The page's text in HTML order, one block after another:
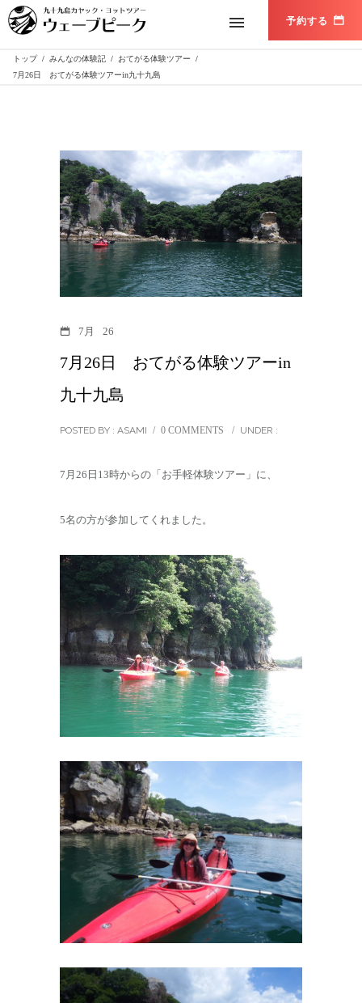
トップ / みんなの体験記 / おてがる体験ツアー
/
7月26日 おてがる体験ツアーin九十九島
7月 26
7月26日 おてがる体験ツアーin
九十九島
POSTED BY : ASAMI / 0 COMMENTS / UNDER :
7月26日13時からの「お手軽体験ツアー」に、
5名の方が参加してくれました。